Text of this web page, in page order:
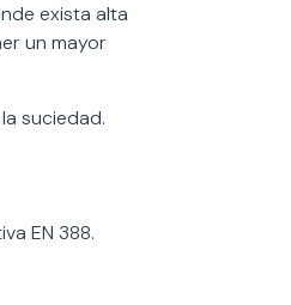
exista alta
un mayor
suciedad.
EN 388.